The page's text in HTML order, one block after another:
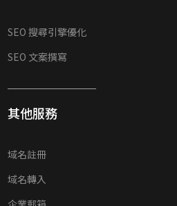
SEO 搜尋引擎優化
SEO 文案撰寫
其他服務
域名註冊
域名轉入